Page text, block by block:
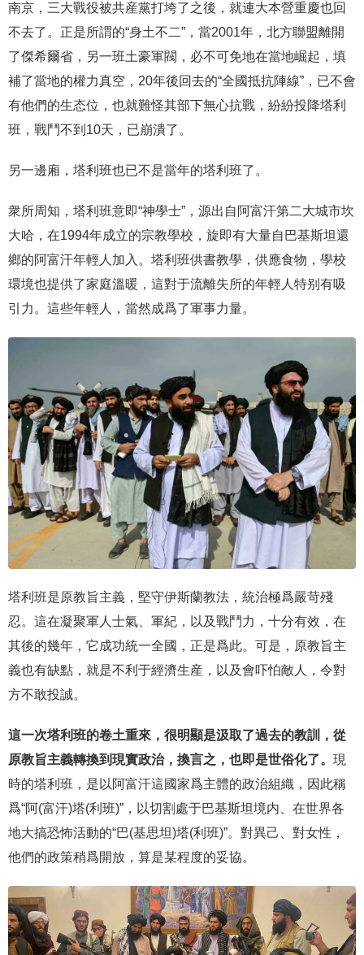
南京，三大戰役被共産黨打垮了之後，就連大本營重慶也回
不去了。正是所謂的“身土不二”，當2001年，北方聯盟離開
了傑希爾省，另一班土豪軍閥，必不可免地在當地崛起，填
補了當地的權力真空，20年後回去的“全國抵抗陣線”，已不會
有他們的生态位，也就難怪其部下無心抗戰，紛紛投降塔利
班，戰鬥不到10天，已崩潰了。
另一邊廂，塔利班也已不是當年的塔利班了。
衆所周知，塔利班意即“神學士”，源出自阿富汗第二大城市坎
大哈，在1994年成立的宗教學校，旋即有大量自巴基斯坦還
鄉的阿富汗年輕人加入。塔利班供書教學，供應食物，學校
環境也提供了家庭溫暖，這對于流離失所的年輕人特别有吸
引力。這些年輕人，當然成爲了軍事力量。
塔利班是原教旨主義，堅守伊斯蘭教法，統治極爲嚴苛殘
忍。這在凝聚軍人士氣、軍紀，以及戰鬥力，十分有效，在
其後的幾年，它成功統一全國，正是爲此。可是，原教旨主
義也有缺點，就是不利于經濟生産，以及會吓怕敵人，令對
方不敢投誠。
這一次塔利班的卷土重來，很明顯是汲取了過去的教訓，從
原教旨主義轉換到現實政治，換言之，也即是世俗化了。 現
時的塔利班，是以阿富汗這國家爲主體的政治組織，因此稱
爲“阿(富汗)塔(利班)”，以切割處于巴基斯坦境内、在世界各
地大搞恐怖活動的“巴(基思坦)塔(利班)”。對異己、對女性，
他們的政策稍爲開放，算是某程度的妥協。